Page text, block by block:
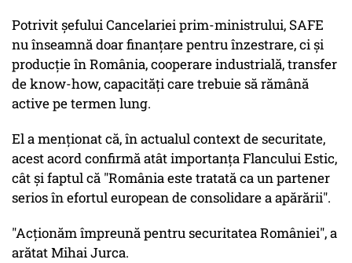
Potrivit şefului Cancelariei prim-ministrului, SAFE
nu înseamnă doar finanţare pentru înzestrare, ci şi
producţie în România, cooperare industrială, transfer
de know-how, capacităţi care trebuie să rămână
active pe termen lung.
El a menţionat că, în actualul context de securitate,
acest acord confirmă atât importanţa Flancului Estic,
cât şi faptul că "România este tratată ca un partener
serios în efortul european de consolidare a apărării".
"Acţionăm împreună pentru securitatea României", a
arătat Mihai Jurca.